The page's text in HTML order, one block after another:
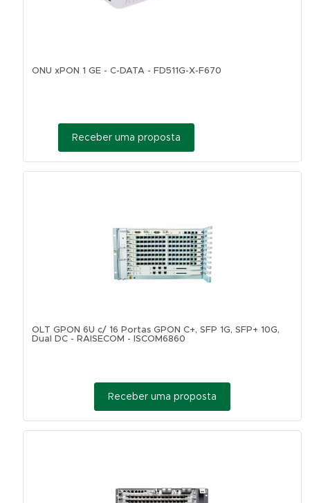
ONU xPON 1 GE - C-DATA - FD511G-X-F670
Receber uma proposta
OLT GPON 6U c/ 16 Portas GPON C+, SFP 1G, SFP+ 10G,
Dual DC - RAISECOM - ISCOM6860
Receber uma proposta